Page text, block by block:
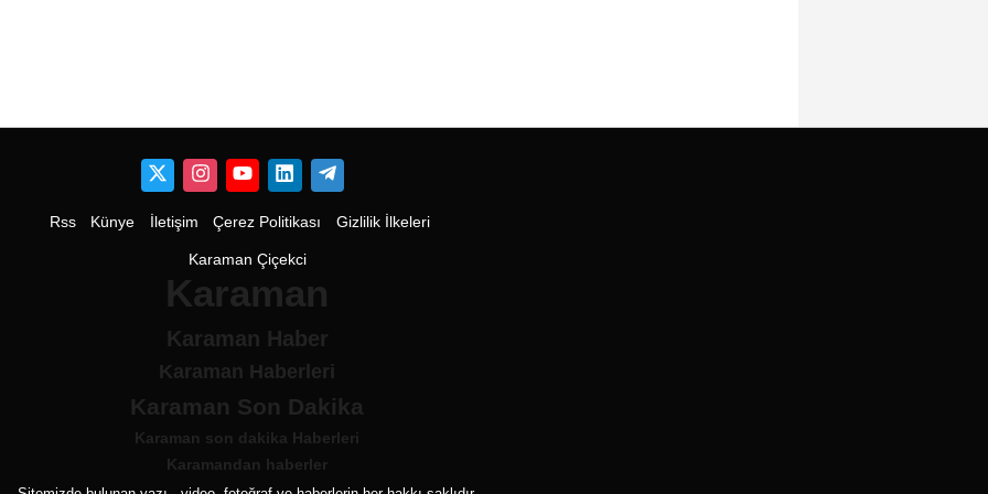
Rss Künye İletişim Çerez Politikası Gizlilik İlkeleri
Karaman Çiçekci
Karaman
Karaman Haber
Karaman Haberleri
Karaman Son Dakika
Karaman son dakika Haberleri
Karamandan haberler